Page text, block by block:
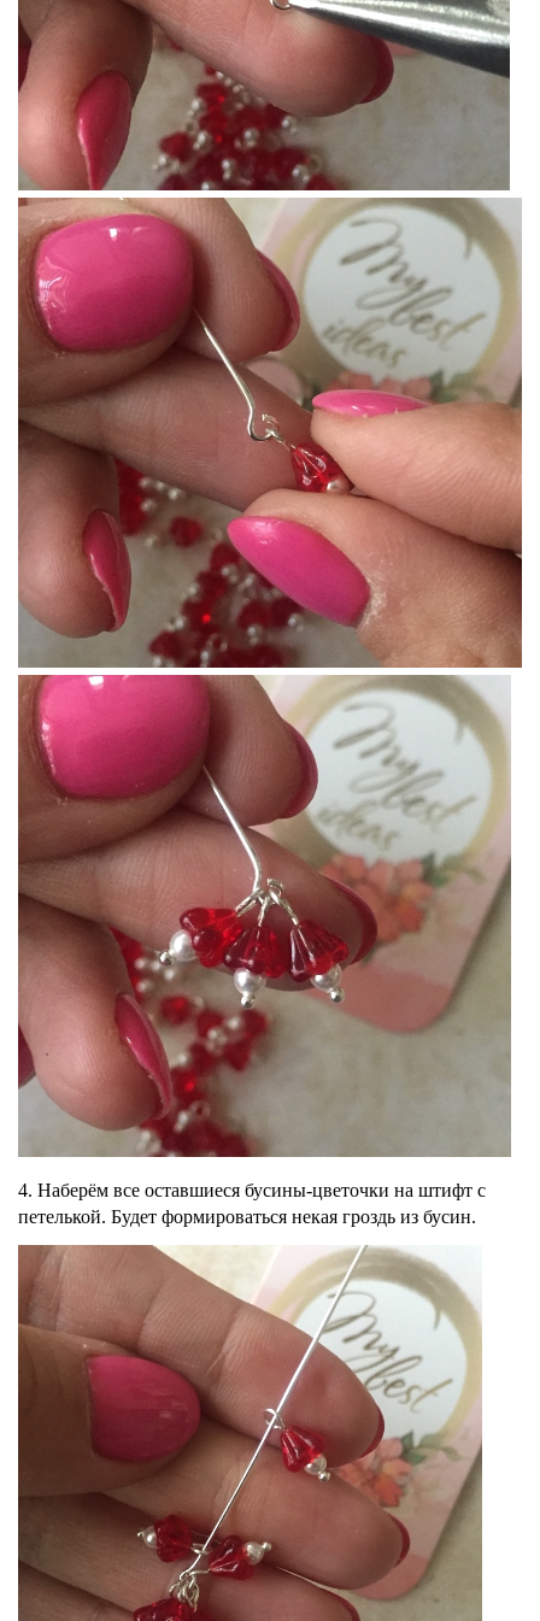
4. Наберём все оставшиеся бусины-цветочки на штифт с
петелькой. Будет формироваться некая гроздь из бусин.